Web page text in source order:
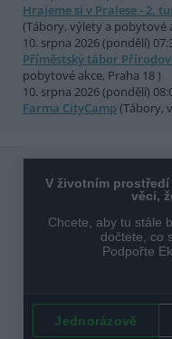
Hrajeme si v Pralese - 2.
(Tábory, výlety a pobytové
10. srpna 2026 (pondělí)
Příměstský tábor
pobytové akce, Praha 18 )
10. srpna 2026 (pondělí)
Farma CityCamp (Tábory,